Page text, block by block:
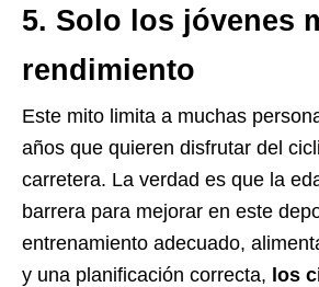
5. Solo los jóvenes
rendimiento
Este mito limita a muchas
años que quieren disfrutar del
carretera. La verdad es que la
barrera para mejorar en este
entrenamiento adecuado,
y una planificación correcta, los